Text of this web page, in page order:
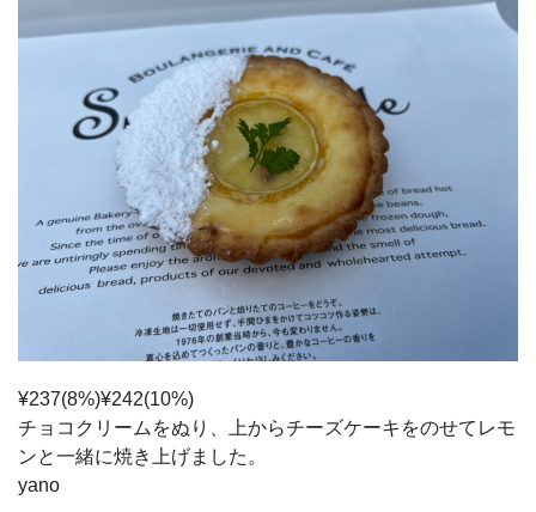
¥237(8%)¥242(10%)
チョコクリームをぬり、上からチーズケーキをのせてレモ
ンと一緒に焼き上げました。
yano